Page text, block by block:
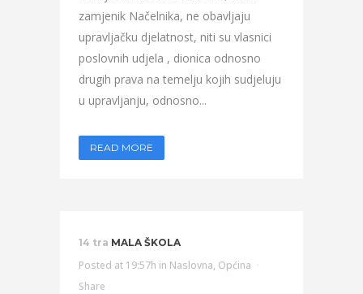
zamjenik Načelnika, ne obavljaju
upravljačku djelatnost, niti su vlasnici
poslovnih udjela , dionica odnosno
drugih prava na temelju kojih sudjeluju
u upravljanju, odnosno...
READ MORE
14 tra MALA ŠKOLA
Posted at 19:57h in Naslovna, Općina
Share